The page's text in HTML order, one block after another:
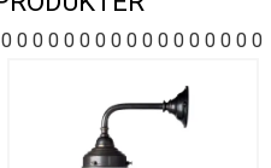
0 0 0 0 0 0 0 0 0 0 0 0 0 0 0 0 0